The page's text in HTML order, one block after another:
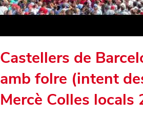
Castellers de
amb folre (intent
Mercè Colles locals